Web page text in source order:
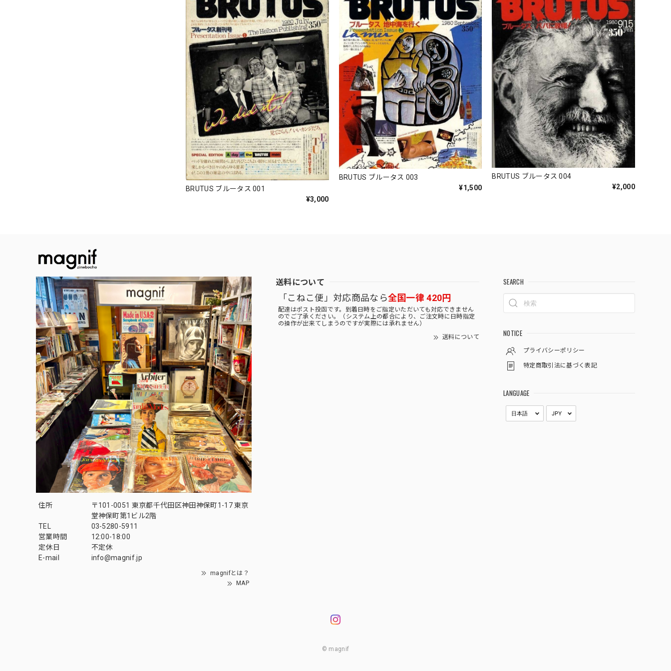
BRUTUS ブルータス 001
¥3,000
BRUTUS ブルータス 003
¥1,500
BRUTUS ブルータス 004
¥2,000
住所
〒101-0051 東京都千代田区神田神保町1-17 東京
堂神保町第1ビル2階
TEL
03-5280-5911
営業時間
12:00-18:00
定休日
不定休
E-mail
info@magnif.jp
magnifとは？
MAP
送料について
「こねこ便」対応商品なら全国一律 420円
配達はポスト投函です。到着日時をご指定いただいても対応できません
のでご了承ください。（システム上の都合により、ご注文時に日時指定
の操作が出来てしまうのですが実際には承れません）
送料について
SEARCH
NOTICE
プライバシーポリシー
特定商取引法に基づく表記
LANGUAGE
© magnif